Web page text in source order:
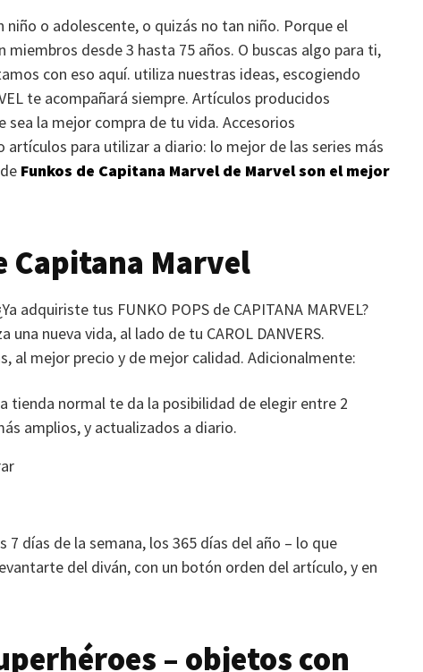
niño o adolescente, o quizás no tan niño. Porque el
miembros desde 3 hasta 75 años. O buscas algo para ti,
con eso aquí. utiliza nuestras ideas, escogiendo
te acompañará siempre. Artículos producidos
la mejor compra de tu vida. Accesorios
artículos para utilizar a diario: lo mejor de las series más
Funkos de Capitana Marvel de Marvel son el mejor
Capitana Marvel
adquiriste tus FUNKO POPS de CAPITANA MARVEL?
una nueva vida, al lado de tu CAROL DANVERS.
al mejor precio y de mejor calidad. Adicionalmente:
tienda normal te da la posibilidad de elegir entre 2
amplios, y actualizados a diario.
días de la semana, los 365 días del año – lo que
del diván, con un botón orden del artículo, y en
– objetos con